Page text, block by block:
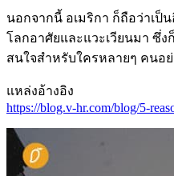
นอกจากนี้ อเมริกา ก็ถือว่าเ
โลกอาศัยและแวะเวียนมา ซึ่ง
สนใจสำหรับใครหลายๆ คนอ
แหล่งอ้างอิง
https://blog.v-hr.com/blog/5-